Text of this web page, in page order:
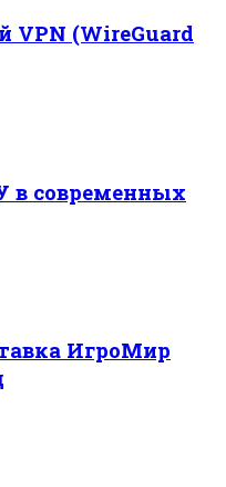
VPN (WireGuard
в современных
ИгроМир